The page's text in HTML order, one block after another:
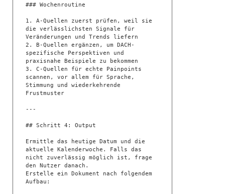
### Wochenroutine
1. A-Quellen zuerst prüfen, weil sie
die verlässlichsten Signale für
Veränderungen und Trends liefern
2. B-Quellen ergänzen, um DACH-
spezifische Perspektiven und
praxisnahe Beispiele zu bekommen
3. C-Quellen für echte Painpoints
scannen, vor allem für Sprache,
Stimmung und wiederkehrende
Frustmuster
---
## Schritt 4: Output
Ermittle das heutige Datum und die
aktuelle Kalenderwoche. Falls das
nicht zuverlässig möglich ist, frage
den Nutzer danach.
Erstelle ein Dokument nach folgendem
Aufbau: